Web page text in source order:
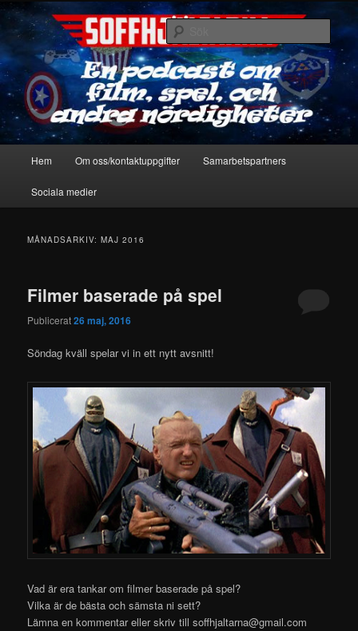
Hoppa
primärt
innehåll
Hoppa
sekundärt
innehållSoffhjältarna
En podcast om film, spel & andra nördigheter
Sök
Hem Om oss/kontaktuppgifter Samarbetspartners
Sociala medier
MÅNADSARKIV:MAJ 2016
Filmer baserade på spel
Publicerat26 maj, 2016
Söndag kväll spelar vi in ett nytt avsnitt!
Vad är era tankar om filmer baserade på spel?
Vilka är de bästa och sämsta ni sett?
Lämna en kommentar eller skriv till soffhjaltarna@gmail.com